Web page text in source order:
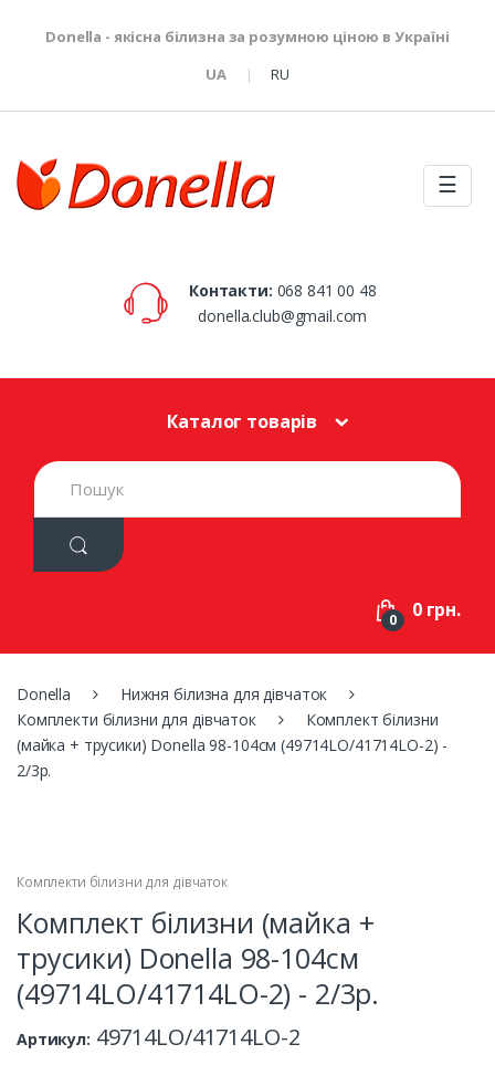
Donella - якісна білизна за розумною ціною в Україні
UA
RU
☰
Контакти: 068 841 00 48
donella.club@gmail.com
Каталог товарів
S
e
h
:
0 0 грн.
Donella
Нижня білизна для дівчаток
Комплекти білизни для дівчаток
Комплект білизни
(майка + трусики) Donella 98-104см (49714LO/41714LO-2) -
2/3р.
Комплекти білизни для дівчаток
Комплект білизни (майка +
трусики) Donella 98-104см
(49714LO/41714LO-2) - 2/3р.
Артикул: 49714LO/41714LO-2